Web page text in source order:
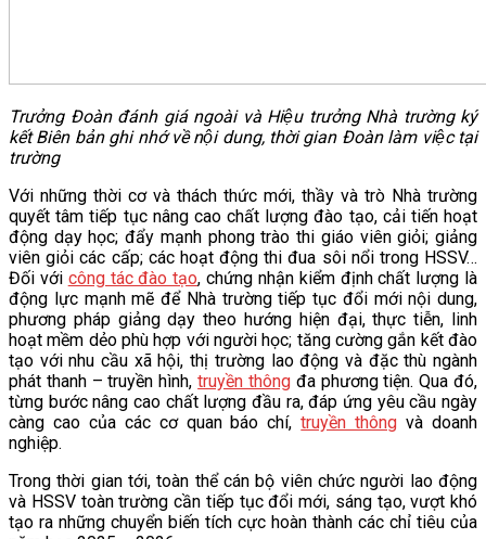
Trưởng Đoàn đánh giá ngoài và Hiệu trưởng Nhà trường ký
kết Biên bản ghi nhớ về nội dung, thời gian Đoàn làm việc tại
trường
Với những thời cơ và thách thức mới, thầy và trò Nhà trường
quyết tâm tiếp tục nâng cao chất lượng đào tạo, cải tiến hoạt
động dạy học; đẩy mạnh phong trào thi giáo viên giỏi; giảng
viên giỏi các cấp; các hoạt động thi đua sôi nổi trong HSSV…
Đối với công tác đào tạo, chứng nhận kiểm định chất lượng là
động lực mạnh mẽ để Nhà trường tiếp tục đổi mới nội dung,
phương pháp giảng dạy theo hướng hiện đại, thực tiễn, linh
hoạt mềm dẻo phù hợp với người học; tăng cường gắn kết đào
tạo với nhu cầu xã hội, thị trường lao động và đặc thù ngành
phát thanh – truyền hình,truyền thôngđa phương tiện. Qua đó,
từng bước nâng cao chất lượng đầu ra, đáp ứng yêu cầu ngày
càng cao của các cơ quan báo chí,truyền thông và doanh
nghiệp.
Trong thời gian tới, toàn thể cán bộ viên chức người lao động
và HSSV toàn trường cần tiếp tục đổi mới, sáng tạo, vượt khó
tạo ra những chuyển biến tích cực hoàn thành các chỉ tiêu của